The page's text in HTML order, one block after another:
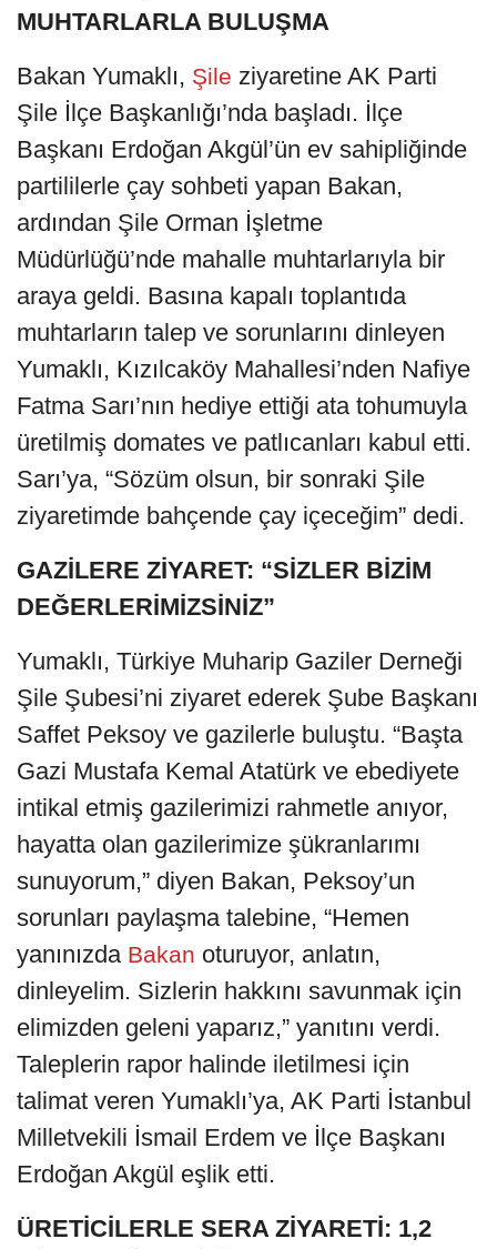
MUHTARLARLA BULUŞMA
Bakan Yumaklı, Şile ziyaretine AK Parti
Şile İlçe Başkanlığı’nda başladı. İlçe
Başkanı Erdoğan Akgül’ün ev sahipliğinde
partililerle çay sohbeti yapan Bakan,
ardından Şile Orman İşletme
Müdürlüğü’nde mahalle muhtarlarıyla bir
araya geldi. Basına kapalı toplantıda
muhtarların talep ve sorunlarını dinleyen
Yumaklı, Kızılcaköy Mahallesi’nden Nafiye
Fatma Sarı’nın hediye ettiği ata tohumuyla
üretilmiş domates ve patlıcanları kabul etti.
Sarı’ya, “Sözüm olsun, bir sonraki Şile
ziyaretimde bahçende çay içeceğim” dedi.
GAZİLERE ZİYARET: “SİZLER BİZİM
DEĞERLERİMİZSİNİZ”
Yumaklı, Türkiye Muharip Gaziler Derneği
Şile Şubesi’ni ziyaret ederek Şube Başkanı
Saffet Peksoy ve gazilerle buluştu. “Başta
Gazi Mustafa Kemal Atatürk ve ebediyete
intikal etmiş gazilerimizi rahmetle anıyor,
hayatta olan gazilerimize şükranlarımı
sunuyorum,” diyen Bakan, Peksoy’un
sorunları paylaşma talebine, “Hemen
yanınızda Bakan oturuyor, anlatın,
dinleyelim. Sizlerin hakkını savunmak için
elimizden geleni yaparız,” yanıtını verdi.
Taleplerin rapor halinde iletilmesi için
talimat veren Yumaklı’ya, AK Parti İstanbul
Milletvekili İsmail Erdem ve İlçe Başkanı
Erdoğan Akgül eşlik etti.
ÜRETİCİLERLE SERA ZİYARETİ: 1,2